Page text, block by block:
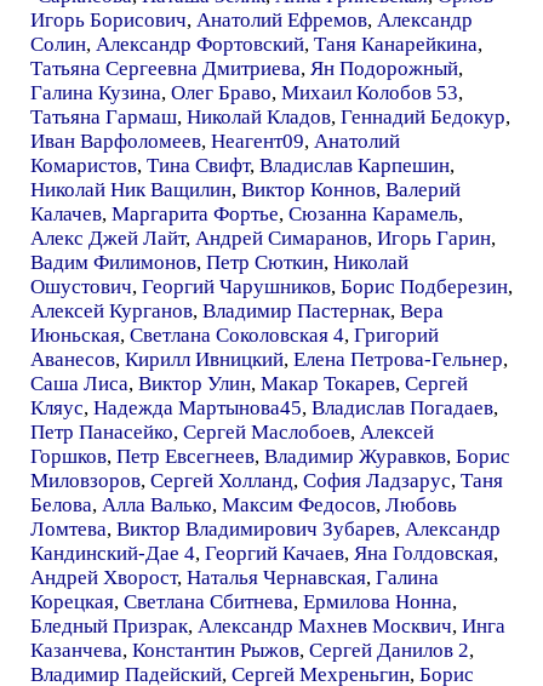
Игорь Борисович, Анатолий Ефремов, Александр
Солин, Александр Фортовский, Таня Канарейкина,
Татьяна Сергеевна Дмитриева, Ян Подорожный,
Галина Кузина, Олег Браво, Михаил Колобов 53,
Татьяна Гармаш, Николай Кладов, Геннадий Бедокур,
Иван Варфоломеев, Неагент09, Анатолий
Комаристов, Тина Свифт, Владислав Карпешин,
Николай Ник Ващилин, Виктор Коннов, Валерий
Калачев, Маргарита Фортье, Сюзанна Карамель,
Алекс Джей Лайт, Андрей Симаранов, Игорь Гарин,
Вадим Филимонов, Петр Сюткин, Николай
Ошустович, Георгий Чарушников, Борис Подберезин,
Алексей Курганов, Владимир Пастернак, Вера
Июньская, Светлана Соколовская 4, Григорий
Аванесов, Кирилл Ивницкий, Елена Петрова-Гельнер,
Саша Лиса, Виктор Улин, Макар Токарев, Сергей
Кляус, Надежда Мартынова45, Владислав Погадаев,
Петр Панасейко, Сергей Маслобоев, Алексей
Горшков, Петр Евсегнеев, Владимир Журавков, Борис
Миловзоров, Сергей Холланд, София Ладзарус, Таня
Белова, Алла Валько, Максим Федосов, Любовь
Ломтева, Виктор Владимирович Зубарев, Александр
Кандинский-Дае 4, Георгий Качаев, Яна Голдовская,
Андрей Хворост, Наталья Чернавская, Галина
Корецкая, Светлана Сбитнева, Ермилова Нонна,
Бледный Призрак, Александр Махнев Москвич, Инга
Казанчева, Константин Рыжов, Сергей Данилов 2,
Владимир Падейский, Сергей Мехреньгин, Борис